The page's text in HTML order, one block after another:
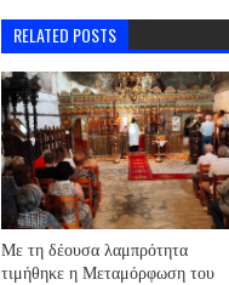
RELATED POSTS
Με τη δέουσα λαμπρότητα
τιμήθηκε η Μεταμόρφωση του